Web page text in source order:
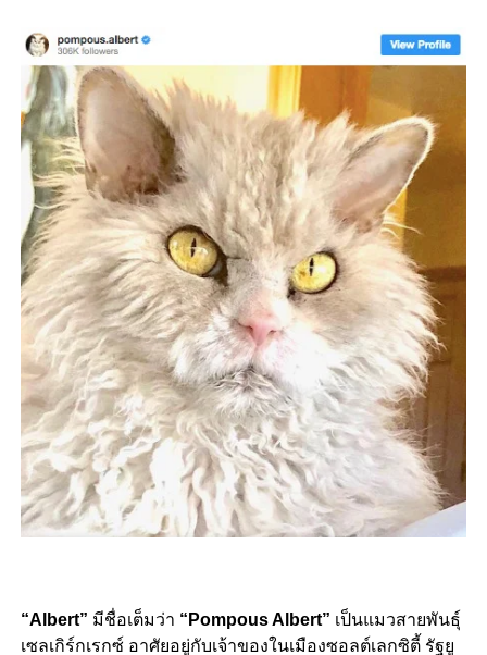
“Albert” มีชื่อเต็มว่า “Pompous Albert” เป็นแมวสายพันธุ์
เซลเกิร์กเรกซ์ อาศัยอยู่กับเจ้าของในเมืองซอลต์เลกซิตี้ รัฐยู